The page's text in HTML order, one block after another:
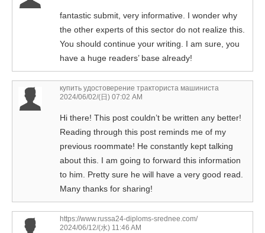
fantastic submit, very informative. I wonder why
the other experts of this sector do not realize this.
You should continue your writing. I am sure, you
have a huge readers’ base already!
купить удостоверение тракториста машиниста
2024/06/02/(日) 07:02 AM
Hi there! This post couldn’t be written any better!
Reading through this post reminds me of my
previous roommate! He constantly kept talking
about this. I am going to forward this information
to him. Pretty sure he will have a very good read.
Many thanks for sharing!
https://www.russa24-diploms-srednee.com/
2024/06/12/(水) 11:46 AM